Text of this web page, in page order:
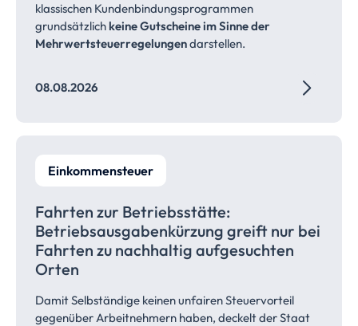
klassischen Kundenbindungsprogrammen
grundsätzlichkeine Gutscheine im Sinne der
Mehrwertsteuerregelungendarstellen.
08.08.2026
Einkommensteuer
Fahrten zur Betriebsstätte:
Betriebsausgabenkürzung greift nur bei
Fahrten zu nachhaltig aufgesuchten
Orten
Damit Selbständige keinen unfairen Steuervorteil
gegenüber Arbeitnehmern haben, deckelt der Staat